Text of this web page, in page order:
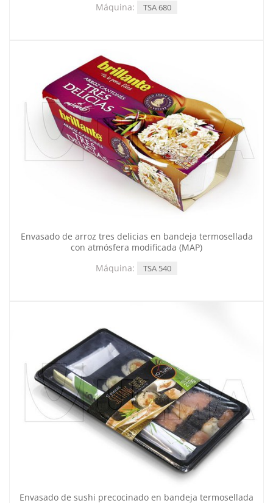
Máquina:
TSA 680
Envasado de arroz tres delicias en bandeja termosellada
con atmósfera modificada (MAP)
Máquina:
TSA 540
Envasado de sushi precocinado en bandeja termosellada